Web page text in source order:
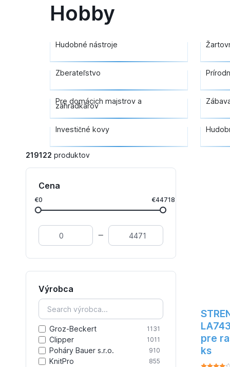
Hobby
Hudobné nástroje
Zberateľstvo
Pre domácich majstrov a
záhradkárov
Investičné kovy
219122 produktov
Cena
€0 €44718
Výrobca
Groz-Beckert 1131
Clipper 1011
Poháry Bauer s.r.o. 910
KnitPro 855
pre
ks